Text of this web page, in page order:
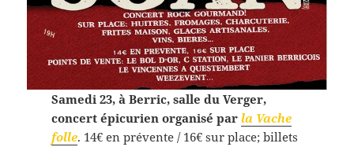
Samedi 23, à Berric, salle du Verger,
concert épicurien organisé par la Vache
folle. 14€ en prévente / 16€ sur place; billets